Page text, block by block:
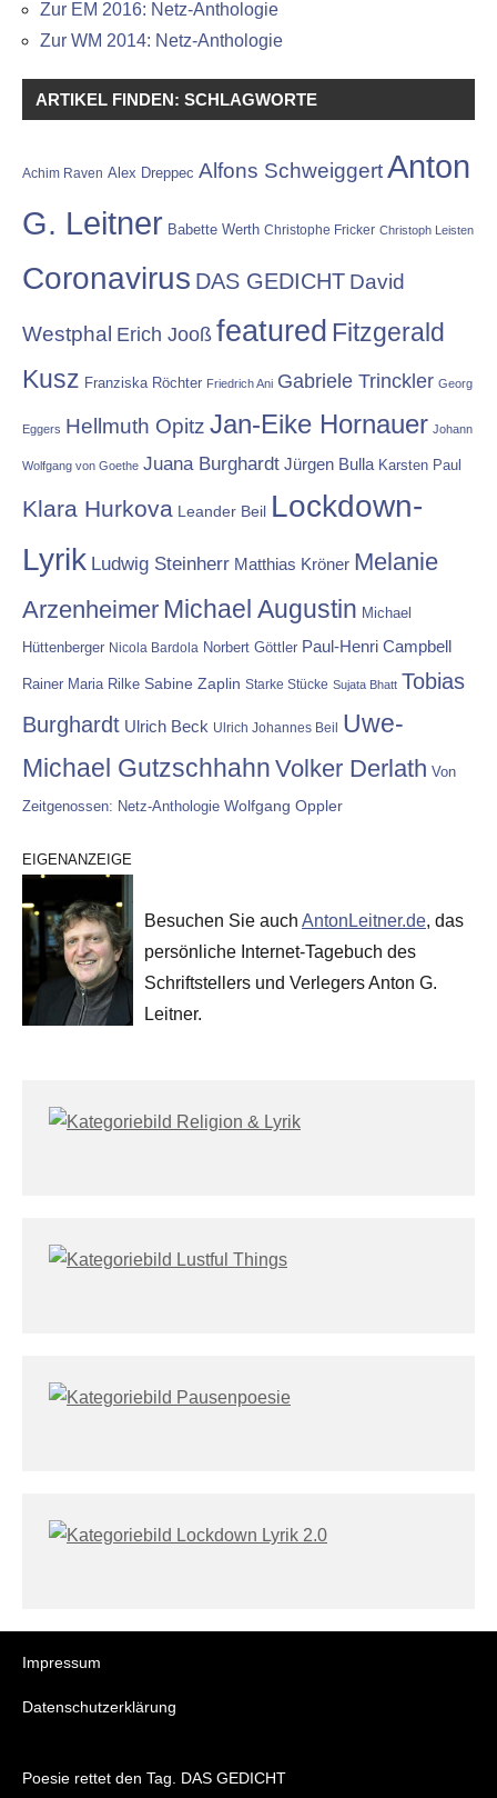
Zur EM 2016: Netz-Anthologie
Zur WM 2014: Netz-Anthologie
ARTIKEL FINDEN: SCHLAGWORTE
Achim Raven Alex Dreppec Alfons SchweiggertAnton
G. Leitner Babette Werth Christophe Fricker Christoph Leisten
Coronavirus DAS GEDICHT David
Westphal Erich Jooß featured Fitzgerald
Kusz Franziska Röchter Friedrich Ani Gabriele Trinckler Georg
Eggers Hellmuth Opitz Jan-Eike Hornauer Johann
Wolfgang von Goethe Juana Burghardt Jürgen Bulla Karsten Paul
Klara Hurkova Leander Beil Lockdown-
Lyrik Ludwig Steinherr Matthias Kröner Melanie
Arzenheimer Michael Augustin Michael
Hüttenberger Nicola Bardola Norbert Göttler Paul-Henri Campbell
Rainer Maria Rilke Sabine Zaplin Starke Stücke Sujata Bhatt Tobias
Burghardt Ulrich Beck Ulrich Johannes Beil Uwe-
Michael Gutzschhahn Volker Derlath Von
Zeitgenossen: Netz-Anthologie Wolfgang Oppler
EIGENANZEIGE
Besuchen Sie auch AntonLeitner.de, das
persönliche Internet-Tagebuch des
Schriftstellers und Verlegers Anton G.
Leitner.
Impressum
Datenschutzerklärung
Poesie rettet den Tag. DAS GEDICHT